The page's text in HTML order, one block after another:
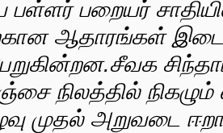
பறையர்
ஆதாரங்கள்
நிலத்தில் நிகழும்
முதல் அறுவடை